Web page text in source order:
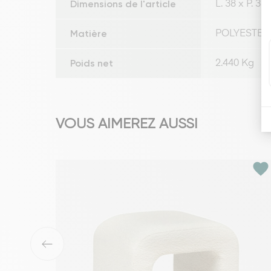
Dimensions de l'article L. 38 x P.
Matière POLYESTER
Poids net 2.440 Kg
VOUS AIMEREZ AUSSI
favorite
‹